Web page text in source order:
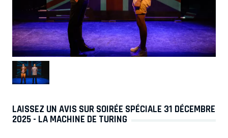
LAISSEZ UN AVIS SUR SOIRÉE SPÉCIALE 31 DÉCEMBRE
2025 - LA MACHINE DE TURING